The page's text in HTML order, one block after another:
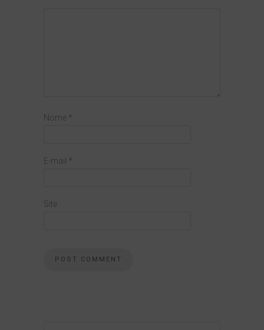
Nome *
E-mail *
Site